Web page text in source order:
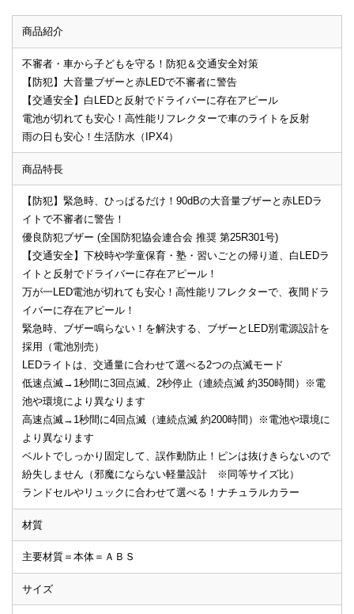
商品紹介
不審者・車から子どもを守る！防犯＆交通安全対策
【防犯】大音量ブザーと赤LEDで不審者に警告
【交通安全】白LEDと反射でドライバーに存在アピール
電池が切れても安心！高性能リフレクターで車のライトを反射
雨の日も安心！生活防水（IPX4）
商品特長
【防犯】緊急時、ひっぱるだけ！90dBの大音量ブザーと赤LEDラ
イトで不審者に警告！
優良防犯ブザー (全国防犯協会連合会 推奨 第25R301号)
【交通安全】下校時や学童保育・塾・習いごとの帰り道、白LEDラ
イトと反射でドライバーに存在アピール！
万が一LED電池が切れても安心！高性能リフレクターで、夜間ドラ
イバーに存在アピール！
緊急時、ブザー鳴らない！を解決する、ブザーとLED別電源設計を
採用（電池別売）
LEDライトは、交通量に合わせて選べる2つの点滅モード
低速点滅→1秒間に3回点滅、2秒停止（連続点滅 約350時間）※電
池や環境により異なります
高速点滅→1秒間に4回点滅（連続点滅 約200時間）※電池や環境に
より異なります
ベルトでしっかり固定して、誤作動防止！ピンは抜けきらないので
紛失しません（邪魔にならない軽量設計 ※同等サイズ比）
ランドセルやリュックに合わせて選べる！ナチュラルカラー
材質
主要材質＝本体＝ＡＢＳ
サイズ